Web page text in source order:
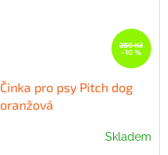
280 Kč
–10 %
Činka pro psy Pitch dog
oranžová
Skladem